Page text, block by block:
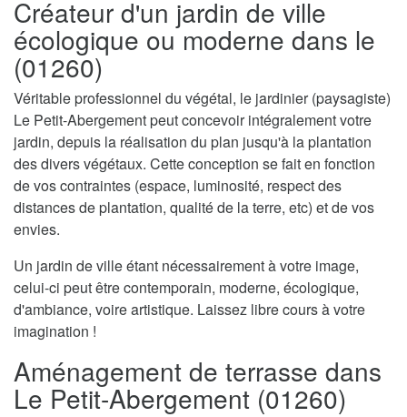
Créateur d'un jardin de ville
écologique ou moderne dans le
(01260)
Véritable professionnel du végétal, le jardinier (paysagiste)
Le Petit-Abergement peut concevoir intégralement votre
jardin, depuis la réalisation du plan jusqu'à la plantation
des divers végétaux. Cette conception se fait en fonction
de vos contraintes (espace, luminosité, respect des
distances de plantation, qualité de la terre, etc) et de vos
envies.
Un jardin de ville étant nécessairement à votre image,
celui-ci peut être contemporain, moderne, écologique,
d'ambiance, voire artistique. Laissez libre cours à votre
imagination !
Aménagement de terrasse dans
Le Petit-Abergement (01260)